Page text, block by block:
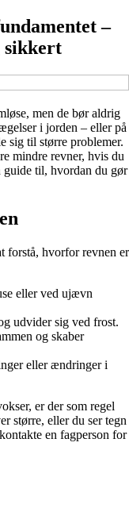
–
sikkert
men de bør aldrig
i jorden – eller på
sig til større problemer.
mindre revner, hvis du
til, hvordan du gør
forstå, hvorfor revnen er
eller ved ujævn
udvider sig ved frost.
og skaber
eller ændringer i
er der som regel
større, eller du ser tegn
en fagperson for